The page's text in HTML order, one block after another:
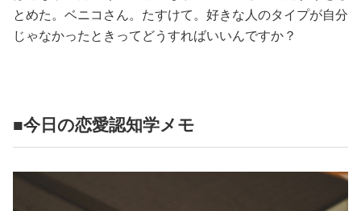
とめた。ベニコさん。たすけて。好きな人のタイプが自分
じゃなかったときってどうすればいいんですか？
■今日の恋愛認知学メモ